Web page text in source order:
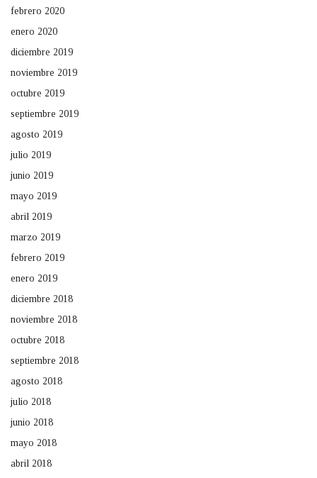
febrero 2020
enero 2020
diciembre 2019
noviembre 2019
octubre 2019
septiembre 2019
agosto 2019
julio 2019
junio 2019
mayo 2019
abril 2019
marzo 2019
febrero 2019
enero 2019
diciembre 2018
noviembre 2018
octubre 2018
septiembre 2018
agosto 2018
julio 2018
junio 2018
mayo 2018
abril 2018